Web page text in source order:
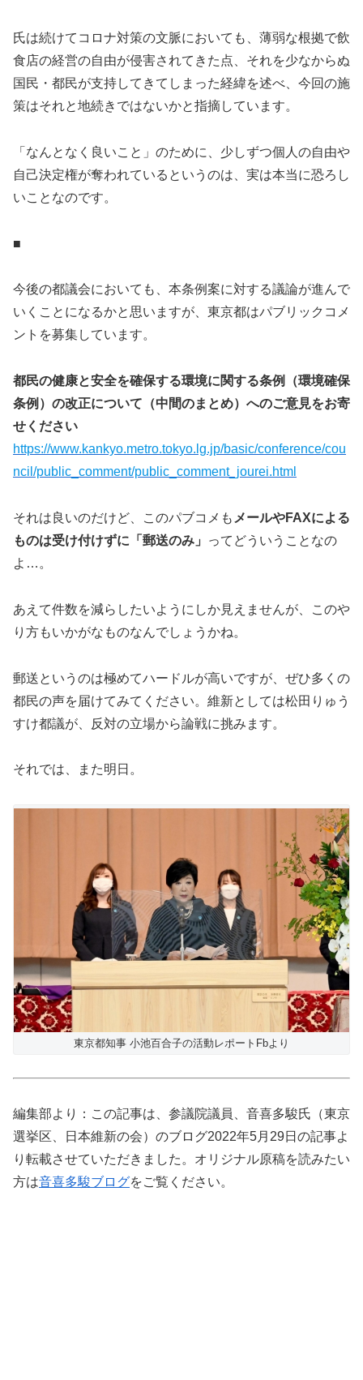
氏は続けてコロナ対策の文脈においても、薄弱な根拠で飲
食店の経営の自由が侵害されてきた点、それを少なからぬ
国民・都民が支持してきてしまった経緯を述べ、今回の施
策はそれと地続きではないかと指摘しています。
「なんとなく良いこと」のために、少しずつ個人の自由や
自己決定権が奪われているというのは、実は本当に恐ろし
いことなのです。
■
今後の都議会においても、本条例案に対する議論が進んで
いくことになるかと思いますが、東京都はパブリックコメ
ントを募集しています。
都民の健康と安全を確保する環境に関する条例（環境確保
条例）の改正について（中間のまとめ）へのご意見をお寄
せください
https://www.kankyo.metro.tokyo.lg.jp/basic/conference/cou
ncil/public_comment/public_comment_jourei.html
それは良いのだけど、このパブコメも メールやFAXによる
ものは受け付けずに「郵送のみ」
ってどういうことなの
よ…。
あえて件数を減らしたいようにしか見えませんが、このや
り方もいかがなものなんでしょうかね。
郵送というのは極めてハードルが高いですが、ぜひ多くの
都民の声を届けてみてください。維新としては松田りゅう
すけ都議が、反対の立場から論戦に挑みます。
それでは、また明日。
東京都知事 小池百合子の活動レポートFbより
編集部より：この記事は、参議院議員、音喜多駿氏（東京
選挙区、日本維新の会）のブログ2022年5月29日の記事よ
り転載させていただきました。オリジナル原稿を読みたい
方は音喜多駿ブログをご覧ください。